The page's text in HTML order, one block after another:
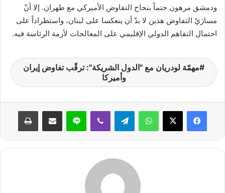
ودمشق مرهون حتماً بنجاح التفاوض الأميركي مع طهران. إلا أنّ
مسارَيْ التفاوض هذين لا بدّ أن ينعكسا على لبنان، واستطراداً على
احتمال التفاهم الدولي الإقليمي على المعالجات لأزمة الرئاسة فيه.
مهمّة لودريان مع "الدول الشريكة": ترقّب تفاوض إيران
وأميركا
واتساب لاين